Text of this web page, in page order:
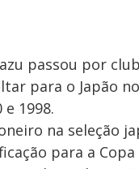
passou por
para o Japão
1998.
na seleção
para a